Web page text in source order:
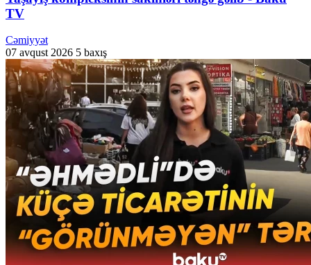
TV
Cəmiyyət
07 avqust 2026 5 baxış